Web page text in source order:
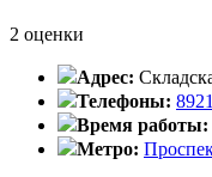
2 оценки
Адрес:
Телефоны:
Время работы:
Метро: